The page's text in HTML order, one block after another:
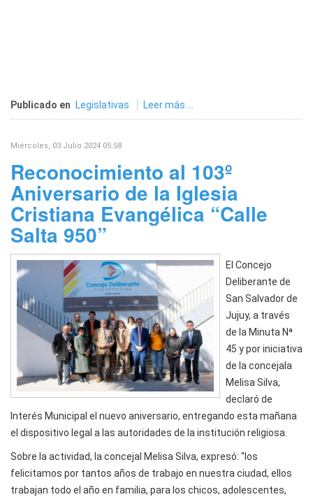
Publicado en Legislativas Leer más ...
Miércoles, 03 Julio 2024 05:58
Reconocimiento al 103º
Aniversario de la Iglesia
Cristiana Evangélica “Calle
Salta 950”
El Concejo
Deliberante de
San Salvador de
Jujuy, a través
de la Minuta Nª
45 y por iniciativa
de la concejala
Melisa Silva,
declaró de
Interés Municipal el nuevo aniversario, entregando esta mañana
el dispositivo legal a las autoridades de la institución religiosa.
Sobre la actividad, la concejal Melisa Silva, expresó: “los
felicitamos por tantos años de trabajo en nuestra ciudad, ellos
trabajan todo el año en familia, para los chicos, adolescentes,